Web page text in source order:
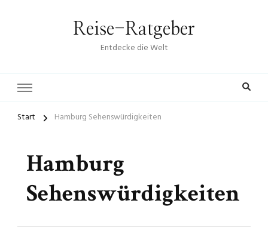
Reise-Ratgeber
Entdecke die Welt
Start Hamburg Sehenswürdigkeiten
Hamburg
Sehenswürdigkeiten